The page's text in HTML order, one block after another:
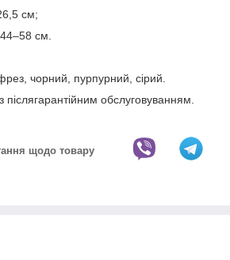
см;
см.
чорний, пурпурний, сірий.
післягарантійним обслуговуванням.
щодо товару